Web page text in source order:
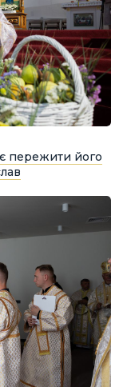
пережити його